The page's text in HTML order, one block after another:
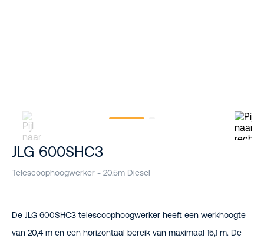
JLG 600SHC3
Telescoophoogwerker - 20.5m Diesel
De JLG 600SHC3 telescoophoogwerker heeft een werkhoogte
van 20,4 m en een horizontaal bereik van maximaal 15,1 m. De